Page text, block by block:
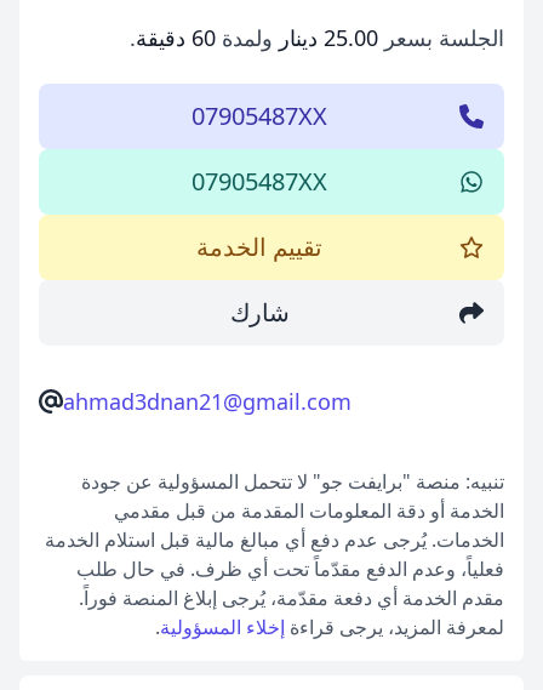
الجلسة بسعر 25.00 دينار ولمدة 60 دقيقة .
07905487XX
07905487XX
تقييم الخدمة
شارك
ahmad3dnan21@gmail.com
تنبيه: منصة "برايفت جو" لا تتحمل المسؤولية عن جودة
الخدمة أو دقة المعلومات المقدمة من قبل مقدمي
الخدمات. يُرجى عدم دفع أي مبالغ مالية قبل استلام الخدمة
فعلياً، وعدم الدفع مقدّماً تحت أي ظرف. في حال طلب
مقدم الخدمة أي دفعة مقدّمة، يُرجى إبلاغ المنصة فوراً.
لمعرفة المزيد، يرجى قراءة إخلاء المسؤولية.